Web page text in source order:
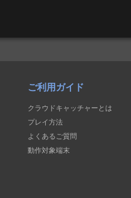
ご利用ガイド
クラウドキャッチャーとは
プレイ方法
よくあるご質問
動作対象端末